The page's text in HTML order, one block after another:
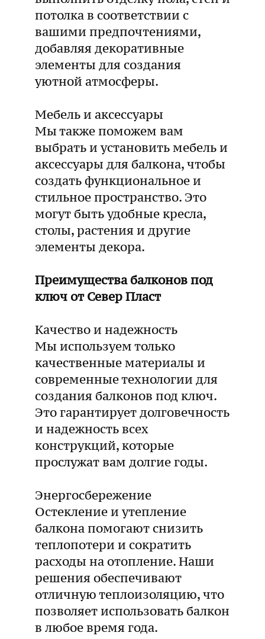
потолка в соответствии с
вашими предпочтениями,
добавляя декоративные
элементы для создания
уютной атмосферы.
Мебель и аксессуары
Мы также поможем вам
выбрать и установить мебель и
аксессуары для балкона, чтобы
создать функциональное и
стильное пространство. Это
могут быть удобные кресла,
столы, растения и другие
элементы декора.
Преимущества балконов под
ключ от Север Пласт
Качество и надежность
Мы используем только
качественные материалы и
современные технологии для
создания балконов под ключ.
Это гарантирует долговечность
и надежность всех
конструкций, которые
прослужат вам долгие годы.
Энергосбережение
Остекление и утепление
балкона помогают снизить
теплопотери и сократить
расходы на отопление. Наши
решения обеспечивают
отличную теплоизоляцию, что
позволяет использовать балкон
в любое время года.